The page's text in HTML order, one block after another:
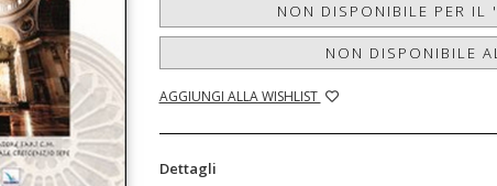
NON DISPONIBILE PER IL
NON DISPONIBILE
AGGIUNGI ALLA WISHLIST
Dettagli